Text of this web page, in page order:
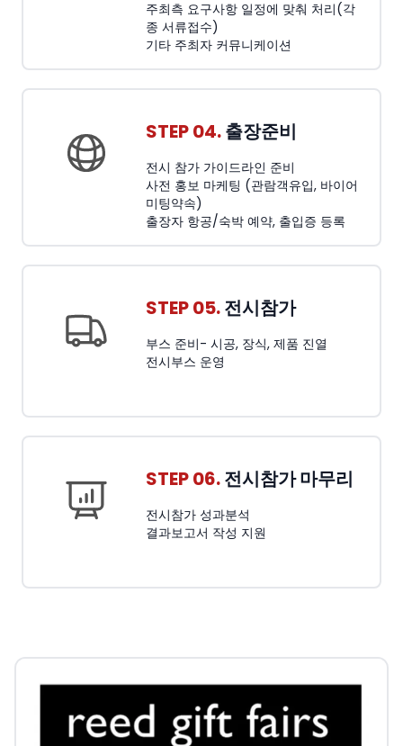
주최측 요구사항 일정에 맞춰 처리(각
종 서류접수)
기타 주최자 커뮤니케이션
STEP 04.출장준비
전시 참가 가이드라인 준비
사전 홍보 마케팅 (관람객유입, 바이어
미팅약속)
출장자 항공/숙박 예약, 출입증 등록
STEP 05.전시참가
부스 준비- 시공, 장식, 제품 진열
전시부스 운영
STEP 06.전시참가 마무리
전시참가 성과분석
결과보고서 작성 지원